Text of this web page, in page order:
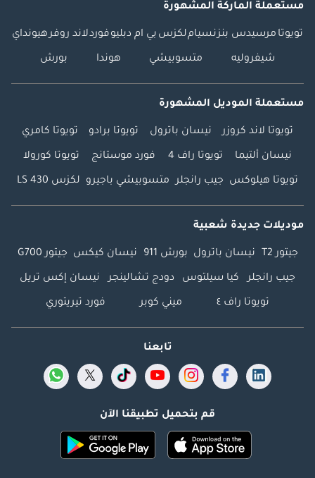
مستعملة الماركة المشهورة
تويوتا مرسيدس بنزنسياملكزس بي ام دبليوفوردلاند روفرهيونداي
شيفروليه متسوبيشي هوندا بورش
مستعملة الموديل المشهورة
تويوتا لاند كروزر نيسان باترول تويوتا برادو تويوتا كامري
نيسان ألتيما تويوتا راف 4 فورد موستانج تويوتا كورولا
تويوتا هيلوكس جيب رانجلر متسوبيشي باجيرو لكزس LS 430
موديلات جديدة شعبية
جيتور T2 نيسان باترول بورش 911 نيسان كيكس جيتور G700
جيب رانجلر كيا سيلتوس دودج تشالينجر نيسان إكس تريل
تويوتا راف ٤ ميني كوبر فورد تيريتوري
تابعنا
قم بتحميل تطبيقنا الآن